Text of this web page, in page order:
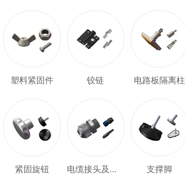
塑料紧固件 铰链 电路板隔离柱
紧固旋钮 电缆接头及配件 支撑脚